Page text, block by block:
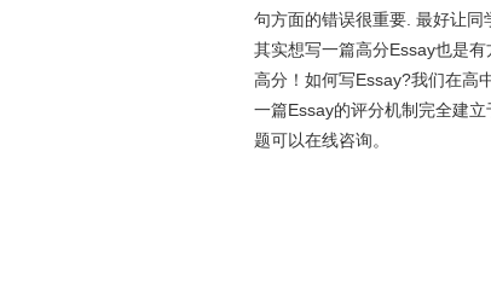
句方面的错误很重要. 最好让同
其实想写一篇高分Essay也是
高分！如何写Essay?我们在高
一篇Essay的评分机制完全建
题可以在线咨询。